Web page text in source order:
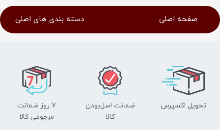
صفحه اصلی دسته بندی های اصلی
تحویل اکسپرس
ضمانت اصل‌بودن
کالا
7 روز ضمانت
مرجوعی کالا